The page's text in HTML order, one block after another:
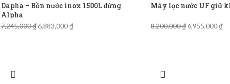
Dapha – Bồn nước inox 1500L đứng
Alpha
7,245,000₫6,883,000₫
Máy lọc nước UF giữ
8,200,000₫6,955,000₫